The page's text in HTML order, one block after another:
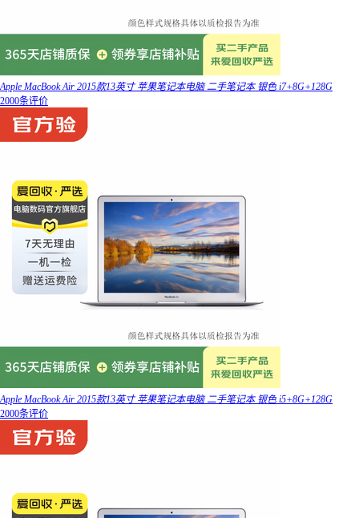
Apple MacBook Air 2015款13英寸 苹果笔记本电脑 二手笔记本 银色 i7+8G+128G
2000条评价
Apple MacBook Air 2015款13英寸 苹果笔记本电脑 二手笔记本 银色 i5+8G+128G
2000条评价